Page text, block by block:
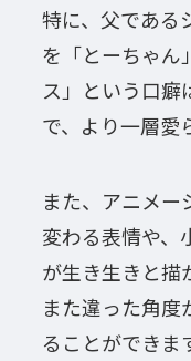
特に、父である
を「とーちゃん
ス」という口癖
で、より一層愛
また、アニメー
変わる表情や、
が生き生きと描
また違った角度
ることができま